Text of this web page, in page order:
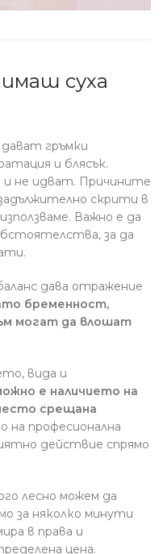
суха
гръмки
и блясък.
не идват. Причините
скрити в
Важно е да
за да
дава отражение
бременност,
могат да влошат
вида и
е наличието на
срещана
на професионална
действие спрямо
лесно можем да
за няколко минути
в права и
цена.